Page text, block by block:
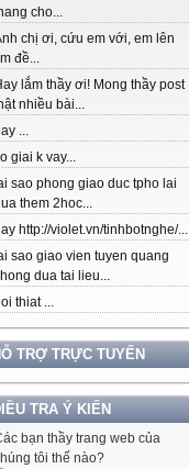
cho...
chị ơi, cứu em với, em lên
đề...
lắm thầy ơi! Mong thầy post
nhiều bài...
...
giai k vay...
sao phong giao duc tpho lai
them 2hoc...
http://violet.vn/tinhbotnghe/...
sao giao vien tuyen quang
dua tai lieu...
thiat ...
TRỢ TRỰC TUYẾN
TRA Ý KIẾN
bạn thầy trang web của
tôi thế nào?